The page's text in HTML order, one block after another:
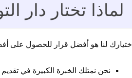
لماذا تختار دار
اختيارك لنا هو أفضل قرار للحصول على
نحن نمتلك الخبرة الكبيرة في